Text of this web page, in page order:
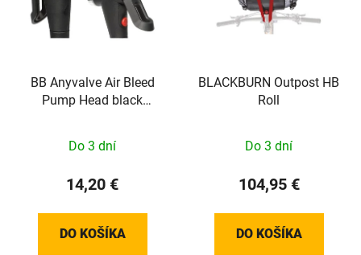
BB Anyvalve Air Bleed
Pump Head black
Do 3 dní
14,20 €
DO KOŠÍKA
BLACKBURN Outpost HB
Roll
Do 3 dní
104,95 €
DO KOŠÍKA